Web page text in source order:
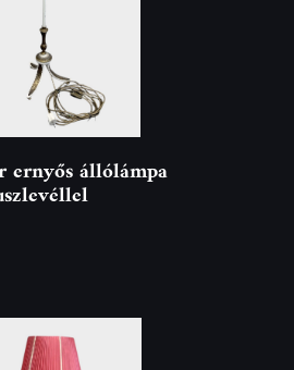
ernyős állólámpa